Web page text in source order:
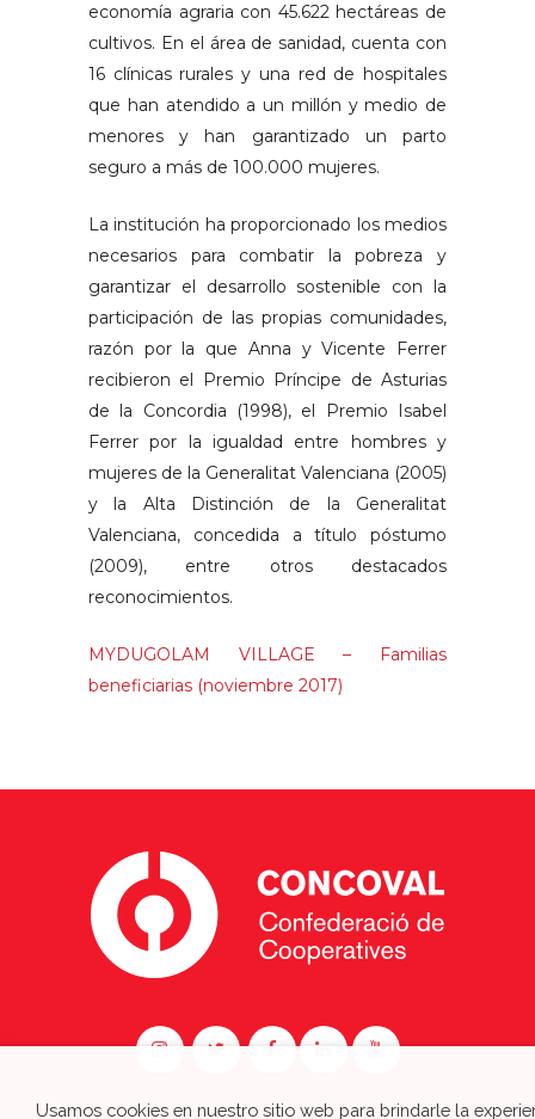
economía agraria con 45.622 hectáreas de
cultivos. En el área de sanidad, cuenta con
16 clínicas rurales y una red de hospitales
que han atendido a un millón y medio de
menores y han garantizado un parto
seguro a más de 100.000 mujeres.
La institución ha proporcionado los medios
necesarios para combatir la pobreza y
garantizar el desarrollo sostenible con la
participación de las propias comunidades,
razón por la que Anna y Vicente Ferrer
recibieron el Premio Príncipe de Asturias
de la Concordia (1998), el Premio Isabel
Ferrer por la igualdad entre hombres y
mujeres de la Generalitat Valenciana (2005)
y la Alta Distinción de la Generalitat
Valenciana, concedida a título póstumo
(2009), entre otros destacados
reconocimientos.
MYDUGOLAM VILLAGE – Familias
beneficiarias (noviembre 2017)
Usamos cookies en nuestro sitio web para brindarle la